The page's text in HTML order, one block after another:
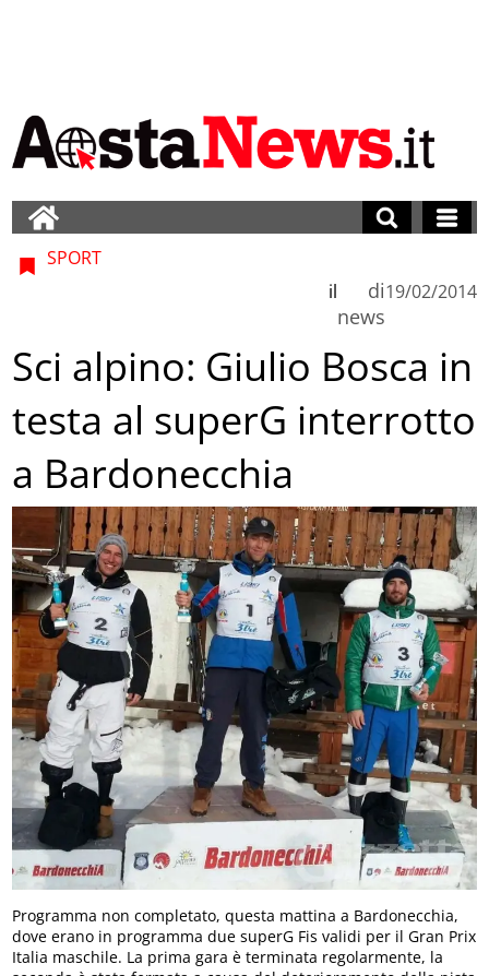
SPORT
di
news
il 19/02/2014
Sci alpino: Giulio Bosca in
testa al superG interrotto
a Bardonecchia
Programma non completato, questa mattina a Bardonecchia,
dove erano in programma due superG Fis validi per il Gran Prix
Italia maschile. La prima gara è terminata regolarmente, la